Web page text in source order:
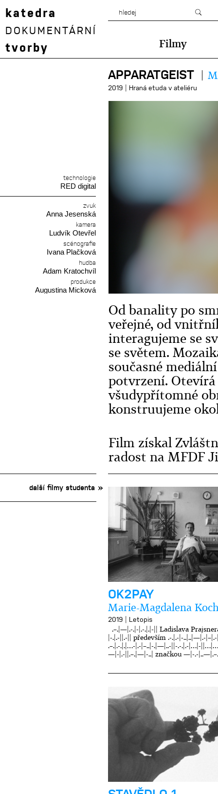
katedra
DOKUMENTÁRNÍ
tvorby Filmy
APPARATGEIST
2019 | Hraná etuda v ateliéru
technologie
RED digital
zvuk
Anna Jesenská
kamera
Ludvík Otevřel
scénografie
Ivana Plačková
hudba
Adam Kratochvíl
produkce
Augustina Micková
Od banality po
veřejné, od
interagujeme se
se světem.
současné
potvrzení.
všudypřítomné
konstruujeme
Film získal
radost na MFDF
další filmy studenta
OK2PAY
Marie-Magdalena
2019 | Letopis
.–.|—|.-.|-|.-.|.|-|| Ladislava
|-.|.-||.-|| především .-.|.-|-..|..|—|.-
.–.|.-.|.|…-|.-|–..|-.|—|..-||-.-.|.-|…|-
—|-|.-||.–.|—|-..| značkou —|-.-